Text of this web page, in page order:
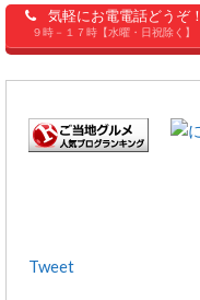
気軽にお電電話どうぞ！
９時－１７時【水曜・日祝除く】
Tweet